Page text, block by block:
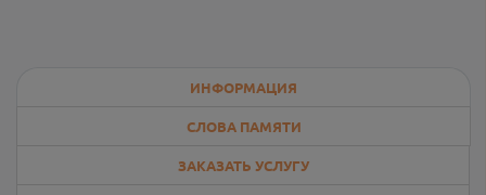
ИНФОРМАЦИЯ
СЛОВА ПАМЯТИ
ЗАКАЗАТЬ УСЛУГУ